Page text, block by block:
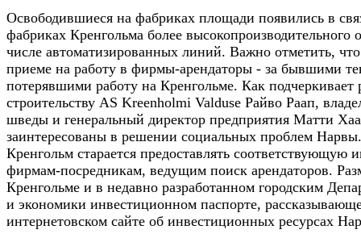
Освободившиеся на фабриках площади появились в
фабриках Кренгольма более высокопроизводительного
числе автоматизированных линий. Важно отметить,
приеме на работу в фирмы-арендаторы - за бывшими
потерявшими работу на Кренгольме. Как подчеркивает
строительству AS Kreenholmi Valduse Райво Раап,
шведы и генеральный директор предприятия Матти
заинтересованы в решении социальных проблем
Кренгольм старается предоставлять соответствующую
фирмам-посредникам, ведущим поиск арендаторов.
Кренгольме и в недавно разработанном городским
и экономики инвестиционном паспорте,
интернетовском сайте об инвестиционных ресурсах